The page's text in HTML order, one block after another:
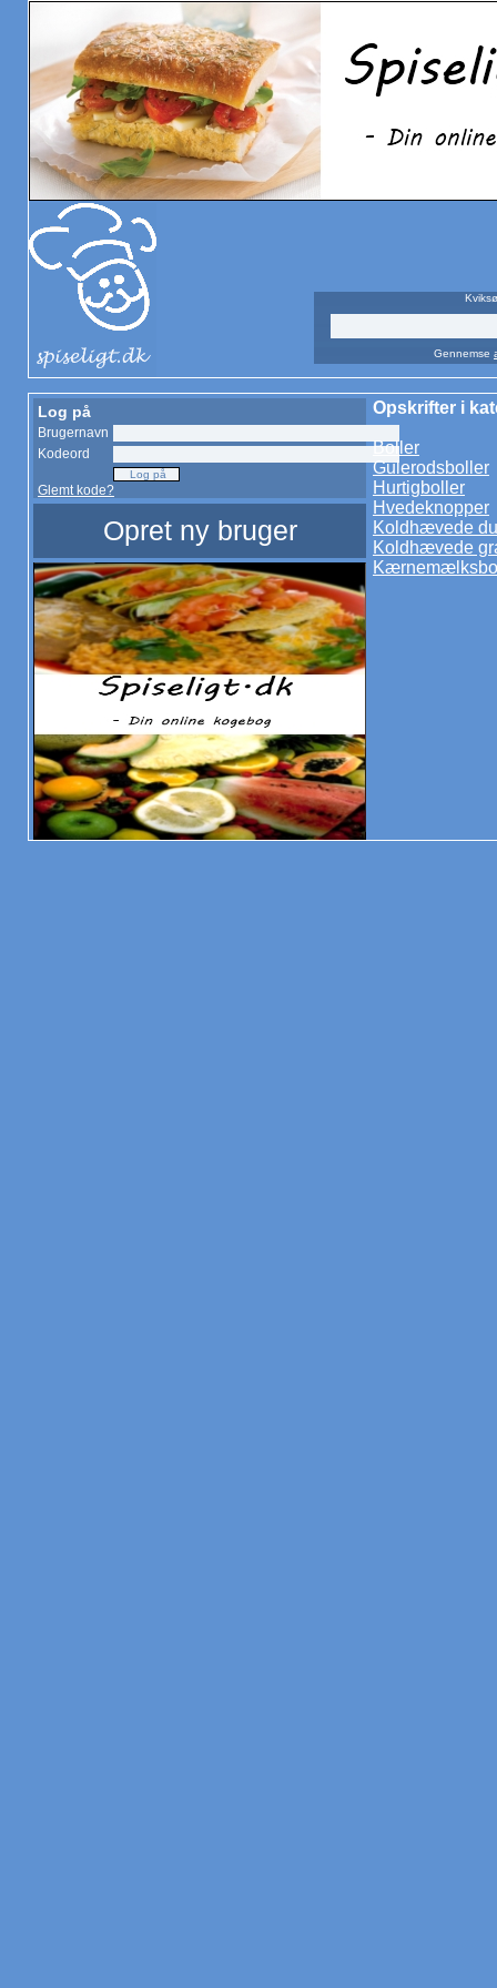
Gennemse
Log på
Brugernavn
Kodeord
Glemt kode?
Opret ny bruger
Opskrifter i
Boller
Gulerodsboller
Hurtigboller
Hvedeknopper
Koldhævede
Koldhævede